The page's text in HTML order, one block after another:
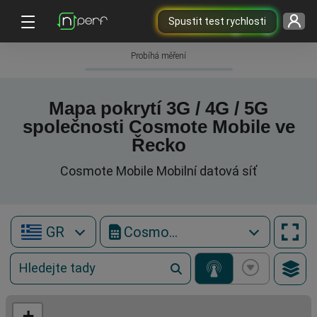
Spustit test rychlosti
Probíhá měření
Mapa pokrytí 3G / 4G / 5G
společnosti Cosmote Mobile ve
Řecko
Cosmote Mobile Mobilní datová síť
GR Cosmote Mobile